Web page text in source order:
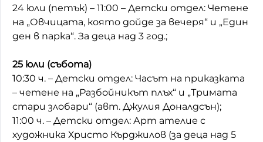
24 юли (петък) – 11:00 – Детски отдел: Четене
на „Овчицата, която дойде за вечеря“ и „Един
ден в парка“. За деца над 3 год.;
25 юли (събота)
10:30 ч. – Детски отдел: Часът на приказката
– четене на „Разбойникът плъх“ и „Тримата
стари злобари“ (авт. Джулия Доналдсън);
11:00 ч. – Детски отдел: Арт ателие с
художника Христо Кърджилов (за деца над 5